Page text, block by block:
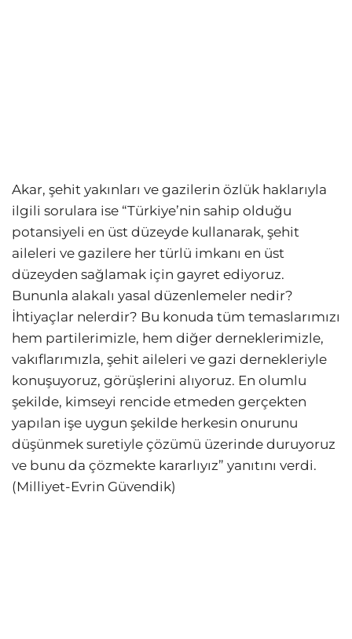
Akar, şehit yakınları ve gazilerin özlük haklarıyla
ilgili sorulara ise “Türkiye’nin sahip olduğu
potansiyeli en üst düzeyde kullanarak, şehit
aileleri ve gazilere her türlü imkanı en üst
düzeyden sağlamak için gayret ediyoruz.
Bununla alakalı yasal düzenlemeler nedir?
İhtiyaçlar nelerdir? Bu konuda tüm temaslarımızı
hem partilerimizle, hem diğer derneklerimizle,
vakıflarımızla, şehit aileleri ve gazi dernekleriyle
konuşuyoruz, görüşlerini alıyoruz. En olumlu
şekilde, kimseyi rencide etmeden gerçekten
yapılan işe uygun şekilde herkesin onurunu
düşünmek suretiyle çözümü üzerinde duruyoruz
ve bunu da çözmekte kararlıyız” yanıtını verdi.
(Milliyet-Evrin Güvendik)